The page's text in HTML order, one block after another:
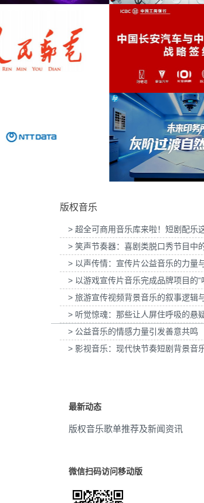
工业 (4)
激励
(3)
(3)
企业
犯罪 (3)
深沉 (3)
戏剧性 (3)
煽情 (3)
活力 (3)
令人兴奋
极限运动
为2026“中国之
国长安汽车与工商银行战略签约事件传播
为微至航空科
普打印：灰阶过渡自然的秘密提供音乐版
为欧莱雅-YSL
传项
版权音乐
> 超全可商用音乐库来啦！短剧配乐
> 笑声节奏器：喜剧类脱口秀节目中
> 以声传情：宣传片公益音乐的力量
> 以游戏宣传片音乐完成品牌项目的“
> 旅游宣传视频背景音乐的叙事逻辑
> 听觉惊魂：那些让人屏住呼吸的悬
> 公益音乐的情感力量引发善意共鸣
> 影视音乐：现代快节奏短剧背景音
最新动态
版权音乐歌单推荐及新闻资讯
微信扫码访问移动版